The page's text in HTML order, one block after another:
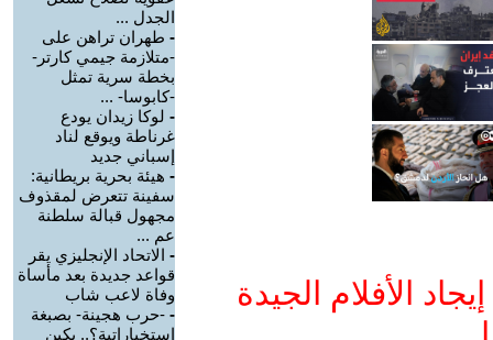
الأفلام الجيدة
الجدل ...
- طهران تراهن على
-متلازمة جيمي كارتر-
بخطة سرية تمثل
-كابوسا- ...
- لوكا زيدان يودع
غرناطة ويوقع لناد
إسباني جديد
- هيئة بحرية بريطانية:
سفينة تتعرض لمقذوف
مجهول قبالة سلطنة
عم ...
- الاتحاد الإنجليزي يقر
قواعد جديدة بعد مأساة
وفاة لاعب شاب
- -حرب هجينة- بصبغة
استخباراتية؟.. بكين